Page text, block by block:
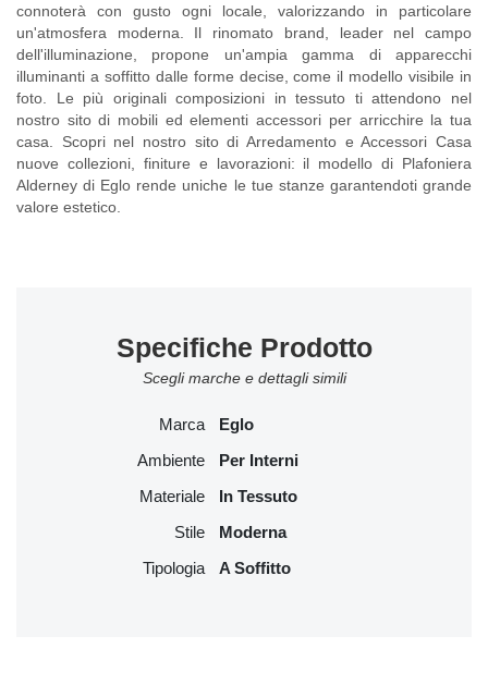
connoterà con gusto ogni locale, valorizzando in particolare
un'atmosfera moderna. Il rinomato brand, leader nel campo
dell'illuminazione, propone un'ampia gamma di apparecchi
illuminanti a soffitto dalle forme decise, come il modello visibile in
foto. Le più originali composizioni in tessuto ti attendono nel
nostro sito di mobili ed elementi accessori per arricchire la tua
casa. Scopri nel nostro sito di Arredamento e Accessori Casa
nuove collezioni, finiture e lavorazioni: il modello di Plafoniera
Alderney di Eglo rende uniche le tue stanze garantendoti grande
valore estetico.
Specifiche Prodotto
Scegli marche e dettagli simili
Marca Eglo
Ambiente Per Interni
Materiale In Tessuto
Stile Moderna
Tipologia A Soffitto